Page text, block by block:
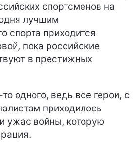
спортсменов на
лучшим
спорта приходится
пока российские
в престижных
одного, ведь все герои, с
приходилось
ужас войны, которую